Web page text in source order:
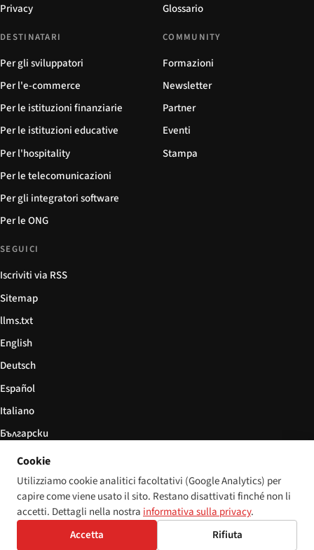
Privacy
Glossario
DESTINATARI
Per gli sviluppatori
Per l'e-commerce
Per le istituzioni finanziarie
Per le istituzioni educative
Per l'hospitality
Per le telecomunicazioni
Per gli integratori software
Per le ONG
COMMUNITY
Formazioni
Newsletter
Partner
Eventi
Stampa
SEGUICI
Iscriviti via RSS
Sitemap
llms.txt
English
Deutsch
Español
Italiano
Български
简体中文
© 2026 Disability World. Tutti i diritti riservati. Impostazioni cookie
DeutschEspañol 简体中文Polski
Cookie
Utilizziamo cookie analitici facoltativi (Google Analytics) per
capire come viene usato il sito. Restano disattivati finché non li
accetti. Dettagli nella nostra informativa sulla privacy.
Accetta
Rifiuta